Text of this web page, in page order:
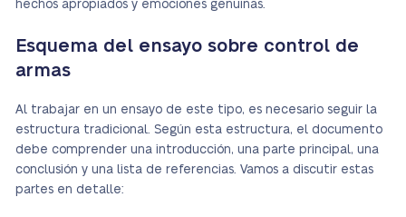
hechos apropiados y emociones genuinas.
Esquema del ensayo sobre control de
armas
Al trabajar en un ensayo de este tipo, es necesario seguir la
estructura tradicional. Según esta estructura, el documento
debe comprender una introducción, una parte principal, una
conclusión y una lista de referencias. Vamos a discutir estas
partes en detalle: